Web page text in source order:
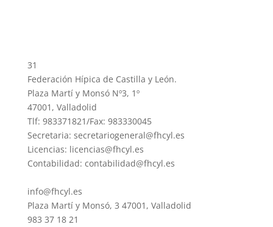
31
Federación Hípica de Castilla y León.
Plaza Martí y Monsó Nº3, 1º
47001, Valladolid
Tlf: 983371821/Fax: 983330045
Secretaria: secretariogeneral@fhcyl.es
Licencias: licencias@fhcyl.es
Contabilidad: contabilidad@fhcyl.es
info@fhcyl.es
Plaza Martí y Monsó, 3 47001, Valladolid
983 37 18 21